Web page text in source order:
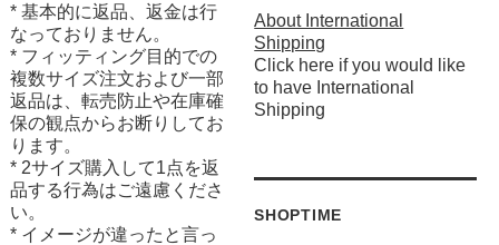
* 基本的に返品、返金は行
なっておりません。
* フィッティング目的での
複数サイズ注文および一部
返品は、転売防止や在庫確
保の観点からお断りしてお
ります。
* 2サイズ購入して1点を返
品する行為はご遠慮くださ
い。
* イメージが違ったと言っ
About International
Shipping
Click here if you would like
to have International
Shipping
SHOPTIME